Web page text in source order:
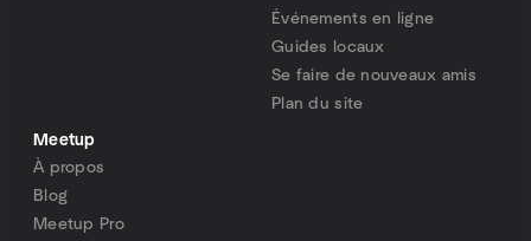
Événements en ligne
Guides locaux
Se faire de nouveaux amis
Plan du site
Meetup
À propos
Blog
Meetup Pro